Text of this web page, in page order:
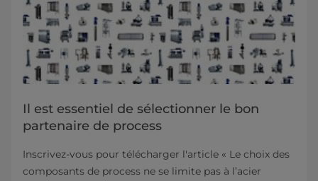
Il est essentiel de sélectionner le bon
partenaire de process
Inscrivez-vous pour télécharger l'article « Le choix des
composants de process ne se limite pas à l’acier